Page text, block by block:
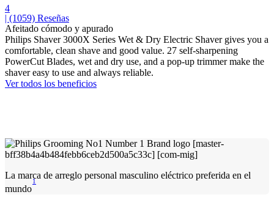
4
| (1059) Reseñas
Afeitado cómodo y apurado
Philips Shaver 3000X Series Wet & Dry Electric Shaver gives you a
comfortable, clean shave and good value. 27 self-sharpening
PowerCut Blades, wet and dry use, and a pop-up trimmer make the
shaver easy to use and always reliable.
Ver todos los beneficios
La marca de arreglo personal masculino eléctrico preferida en el
mundo
1